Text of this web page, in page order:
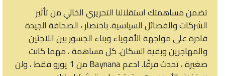
تضمن مساهمتك استقلالنا التحريري الخالي من تأثير
الشركات والفصائل السياسية. باختصار ، الصحافة الجيدة
قادرة على مواجهة الأقوياء وبناء الجسور بين اللاجئين
والمهاجرين وبقية السكان. كل مساهمة ، مهما كانت
صغيرة ، تحدث فرقًا. ادعم Baynana من 1 يورو فقط ، ولن